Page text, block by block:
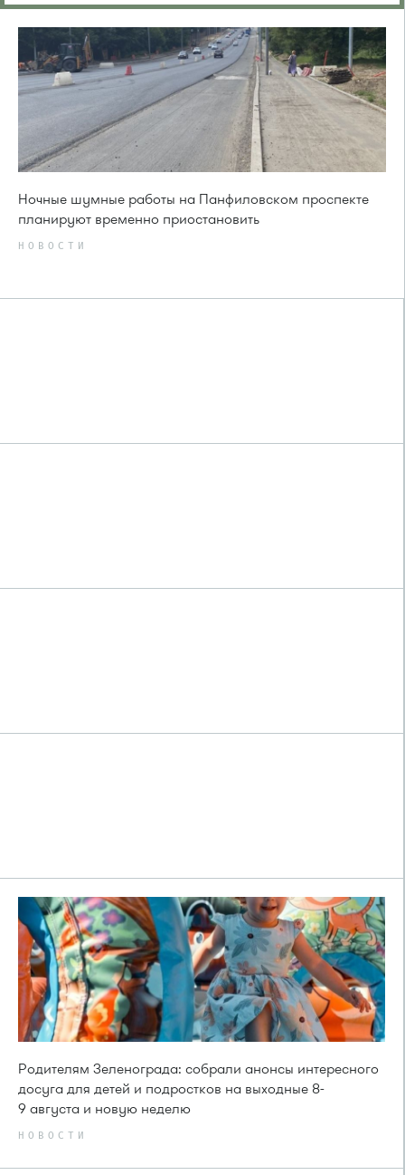
Ночные шумные работы на Панфиловском проспекте
планируют временно приостановить
НОВОСТИ
Родителям Зеленограда: собрали анонсы интересного
досуга для детей и подростков на выходные 8-
9 августа и новую неделю
НОВОСТИ